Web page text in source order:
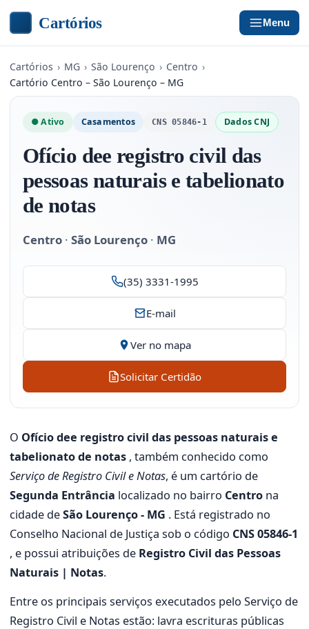
Cartórios Menu
Cartórios › MG › São Lourenço › Centro ›
Cartório Centro – São Lourenço – MG
● Ativo Casamentos CNS 05846-1 Dados CNJ
Ofício dee registro civil das
pessoas naturais e tabelionato
de notas
Centro · São Lourenço · MG
(35) 3331-1995
E-mail
Ver no mapa
Solicitar Certidão
O Ofício dee registro civil das pessoas naturais e
tabelionato de notas , também conhecido como
Serviço de Registro Civil e Notas, é um cartório de
Segunda Entrância localizado no bairro Centro na
cidade deSão Lourenço - MG . Está registrado no
Conselho Nacional de Justiça sob o código CNS 05846-1
, e possui atribuições de Registro Civil das Pessoas
Naturais | Notas.
Entre os principais serviços executados pelo Serviço de
Registro Civil e Notas estão: lavra escrituras públicas